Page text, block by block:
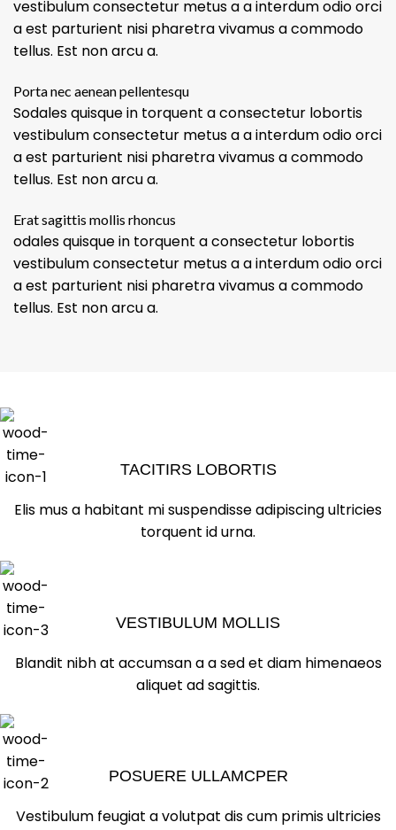
vestibulum consectetur metus a a interdum odio orci
a est parturient nisi pharetra vivamus a commodo
tellus. Est non arcu a.
Porta nec aenean pellentesqu
Sodales quisque in torquent a consectetur lobortis
vestibulum consectetur metus a a interdum odio orci
a est parturient nisi pharetra vivamus a commodo
tellus. Est non arcu a.
Erat sagittis mollis rhoncus
odales quisque in torquent a consectetur lobortis
vestibulum consectetur metus a a interdum odio orci
a est parturient nisi pharetra vivamus a commodo
tellus. Est non arcu a.
TACITIRS LOBORTIS
Elis mus a habitant mi suspendisse adipiscing ultricies
torquent id urna.
VESTIBULUM MOLLIS
Blandit nibh at accumsan a a sed et diam himenaeos
aliquet ad sagittis.
POSUERE ULLAMCPER
Vestibulum feugiat a volutpat dis cum primis ultricies